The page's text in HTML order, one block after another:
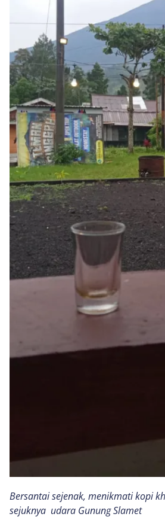
Bersantai sejenak, menikmati kopi
sejuknya udara Gunung Slamet